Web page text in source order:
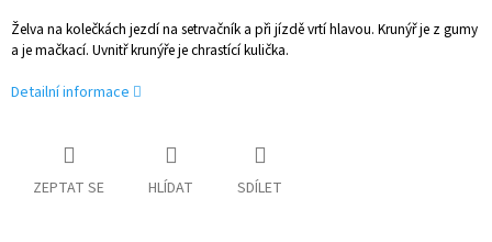
Želva na kolečkách jezdí na setrvačník a při jízdě vrtí hlavou. Krunýř je z gumy
a je mačkací. Uvnitř krunýře je chrastící kulička.
Detailní informace
ZEPTAT SE HLÍDAT SDÍLET